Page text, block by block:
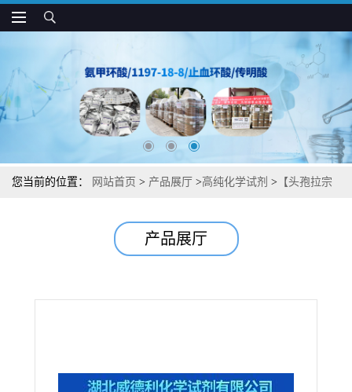
您当前的位置： 网站首页 > 产品展厅 >高纯化学试剂 > 【头孢拉宗
产品展厅